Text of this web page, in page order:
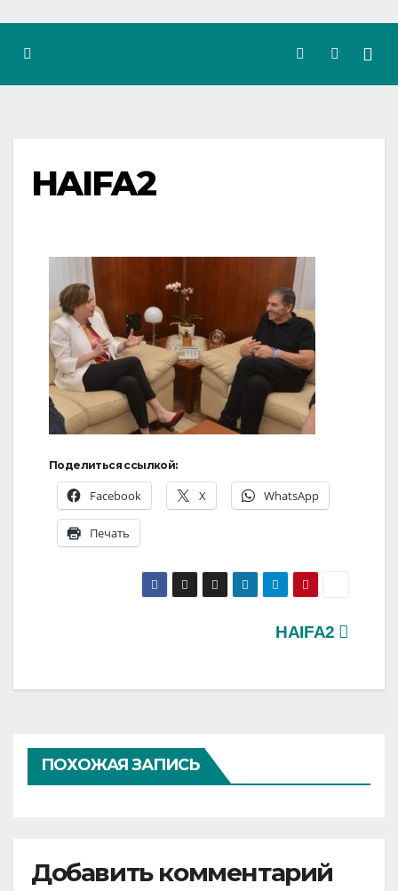
HAIFA2
Поделиться ссылкой:
Facebook X WhatsApp
Печать
HAIFA2
ПОХОЖАЯ ЗАПИСЬ
Добавить комментарий